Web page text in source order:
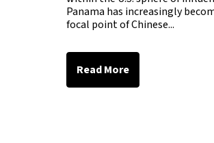
Panama has increasingly
focal point of Chinese...
Read More